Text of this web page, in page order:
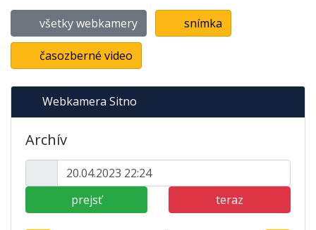
všetky webkamery snímka
časozberné video
Webkamera Sitno
Archív
prejsť teraz